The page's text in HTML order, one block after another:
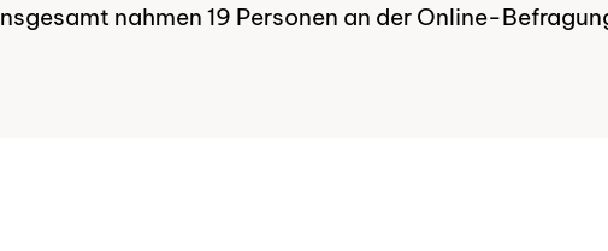
nahmen 19 Personen an der Online-